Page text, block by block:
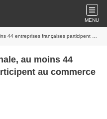
MENU
participent au commerce d’armement avec Israël
au moins 44
au commerce